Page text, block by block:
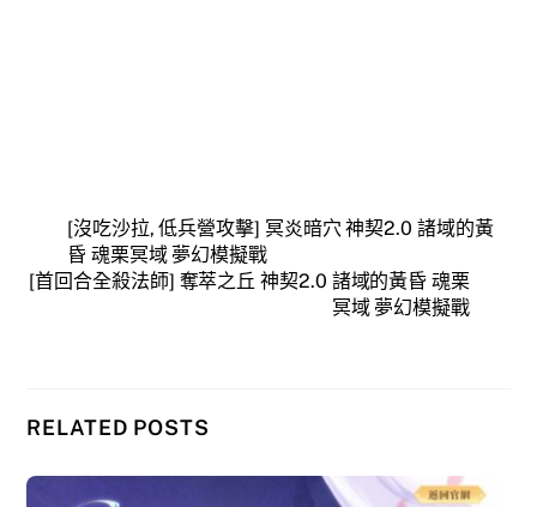
[沒吃沙拉, 低兵營攻擊] 冥炎暗穴 神契2.0 諸域的黃
昏 魂栗冥域 夢幻模擬戰
[首回合全殺法師] 奪萃之丘 神契2.0 諸域的黃昏 魂栗
冥域 夢幻模擬戰
RELATED POSTS